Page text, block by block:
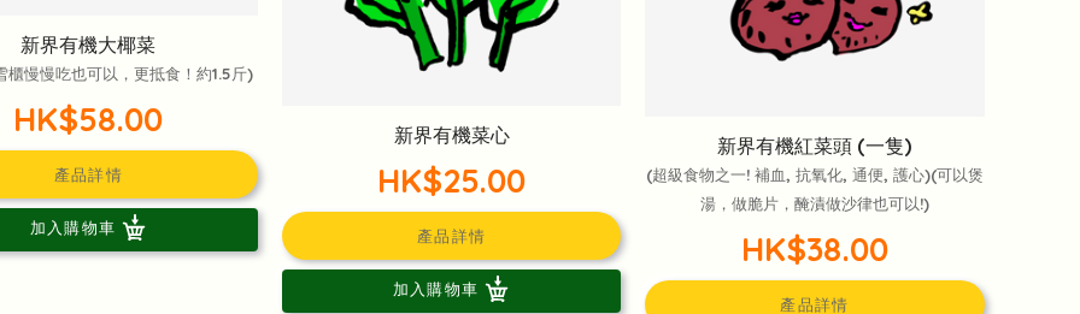
新界有機大椰菜
櫃慢慢吃也可以，更抵食！約1.5斤)
HK$58.00
產品詳情
加入購物車
新界有機菜心
HK$25.00
產品詳情
加入購物車
新界有機紅菜頭 (一隻)
(超級食物之一! 補血, 抗氧化, 通便, 護心)(可以煲
湯，做脆片，醃漬做沙律也可以!)
HK$38.00
產品詳情